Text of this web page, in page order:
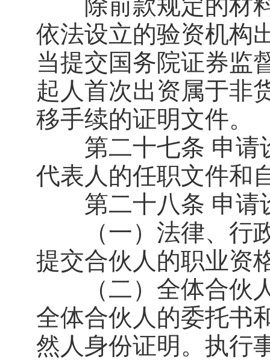
除前款规定的材料
依法设立的验资机构
当提交国务院证券监
起人首次出资属于非
移手续的证明文件。
第二十七条 申请
代表人的任职文件和
第二十八条 申请
（一）法律、行政
提交合伙人的职业资
（二）全体合伙人
全体合伙人的委托书
然人身份证明。执行